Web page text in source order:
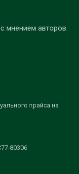
мнением авторов.
прайса на
80306